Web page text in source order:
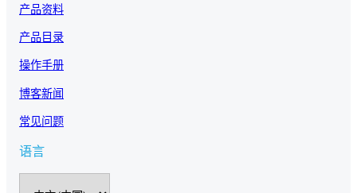
产品资料
产品目录
操作手册
博客新闻
常见问题
语言